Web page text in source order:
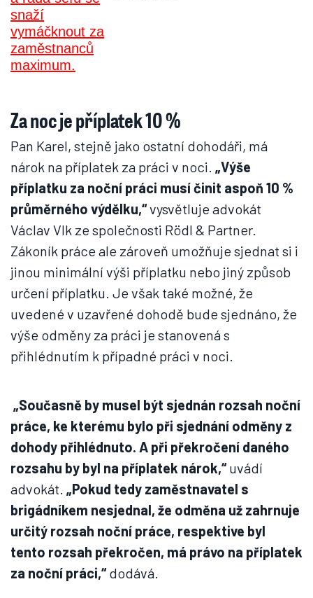
Za noc je příplatek 10 %
Pan Karel, stejně jako ostatní dohodáři, má
nárok na příplatek za práci v noci. „Výše
příplatku za noční práci musí činit aspoň 10 %
průměrného výdělku,“vysvětluje advokát
Václav Vlk ze společnosti Rödl & Partner.
Zákoník práce ale zároveň umožňuje sjednat si i
jinou minimální výši příplatku nebo jiný způsob
určení příplatku. Je však také možné, že
uvedené v uzavřené dohodě bude sjednáno, že
výše odměny za práci je stanovená s
přihlédnutím k případné práci v noci.
„Současně by musel být sjednán rozsah noční
práce, ke kterému bylo při sjednání odměny z
dohody přihlédnuto. A při překročení daného
rozsahu by byl na příplatek nárok,“uvádí
advokát. „Pokud tedy zaměstnavatel s
brigádníkem nesjednal, že odměna už zahrnuje
určitý rozsah noční práce, respektive byl
tento rozsah překročen, má právo na příplatek
za noční práci,“dodává.